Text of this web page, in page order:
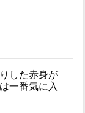
した赤身が
一番気に入